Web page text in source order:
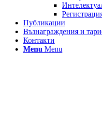
Публикации
Възнаграждения и
Контакти
Menu Menu